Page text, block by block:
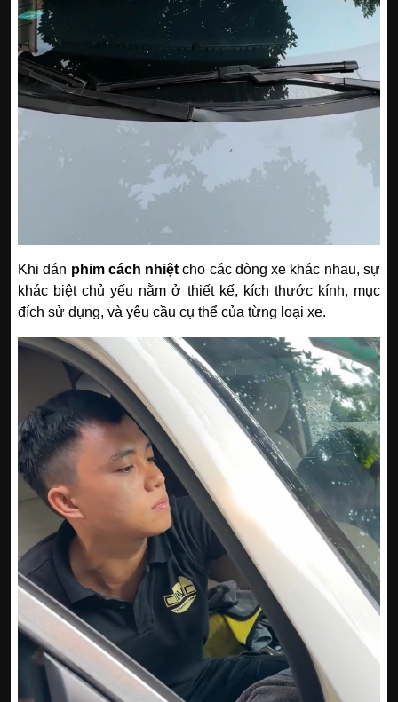
Khi dán phim cách nhiệt cho các dòng xe khác nhau, sự
khác biệt chủ yếu nằm ở thiết kế, kích thước kính, mục
đích sử dụng, và yêu cầu cụ thể của từng loại xe.